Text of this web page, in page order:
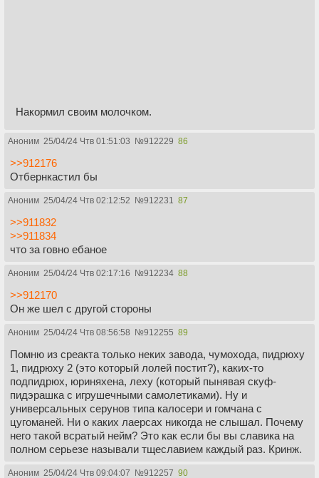
Накормил своим молочком.
Аноним 25/04/24 Чтв 01:51:03 №912229 86
>>912176
Отбернкастил бы
Аноним 25/04/24 Чтв 02:12:52 №912231 87
>>911832
>>911834
что за говно ебаное
Аноним 25/04/24 Чтв 02:17:16 №912234 88
>>912170
Он же шел с другой стороны
Аноним 25/04/24 Чтв 08:56:58 №912255 89
Помню из среакта только неких завода, чумохода, пидрюху
1, пидрюху 2 (это который лолей постит?), каких-то
подпидрюх, юриняхена, леху (который пынявая скуф-
пидэрашка с игрушечными самолетиками). Ну и
универсальных серунов типа калосери и гомчана с
цугоманей. Ни о каких лаерсах никогда не слышал. Почему
него такой всратый нейм? Это как если бы вы славика на
полном серьезе называли тщеславием каждый раз. Кринж.
Аноним 25/04/24 Чтв 09:04:07 №912257 90